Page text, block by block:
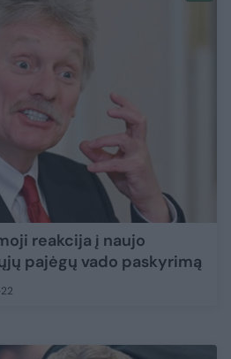
reakcija į naujo
pajėgų vado paskyrimą